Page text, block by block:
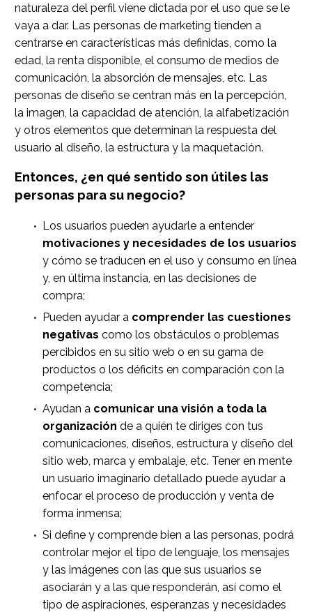
naturaleza del perfil viene dictada por el uso que se le
vaya a dar. Las personas de marketing tienden a
centrarse en características más definidas, como la
edad, la renta disponible, el consumo de medios de
comunicación, la absorción de mensajes, etc. Las
personas de diseño se centran más en la percepción,
la imagen, la capacidad de atención, la alfabetización
y otros elementos que determinan la respuesta del
usuario al diseño, la estructura y la maquetación.
Entonces, ¿en qué sentido son útiles las
personas para su negocio?
Los usuarios pueden ayudarle a entender
motivaciones y necesidades de los usuarios
y cómo se traducen en el uso y consumo en línea
y, en última instancia, en las decisiones de
compra;
Pueden ayudar a comprender las cuestiones
negativas como los obstáculos o problemas
percibidos en su sitio web o en su gama de
productos o los déficits en comparación con la
competencia;
Ayudan a comunicar una visión a toda la
organización de a quién te diriges con tus
comunicaciones, diseños, estructura y diseño del
sitio web, marca y embalaje, etc. Tener en mente
un usuario imaginario detallado puede ayudar a
enfocar el proceso de producción y venta de
forma inmensa;
Si define y comprende bien a las personas, podrá
controlar mejor el tipo de lenguaje, los mensajes
y las imágenes con las que sus usuarios se
asociarán y a las que responderán, así como el
tipo de aspiraciones, esperanzas y necesidades